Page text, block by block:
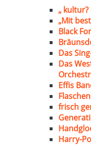
„ kultur?
„Mit
Black
Das
Das
Effis
frisch
Harry-